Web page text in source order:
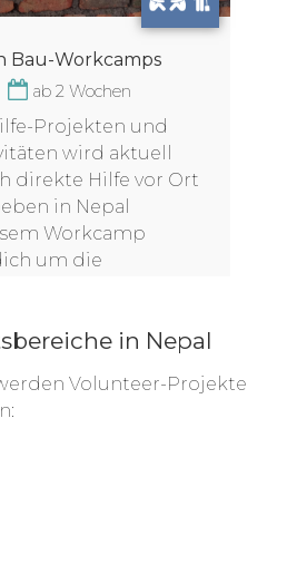
Bau-Workcamps
ab 2 Wochen
Projekten und
wird aktuell
direkte Hilfe vor Ort
in Nepal
Workcamp
um die
in Nepal
Volunteer-Projekte